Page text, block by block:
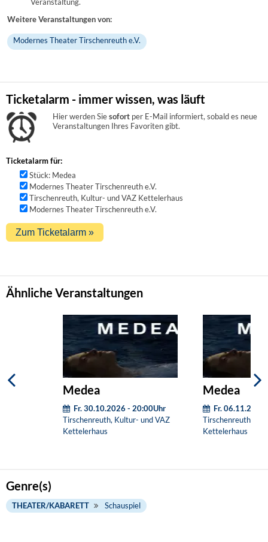
Weitere Veranstaltungen von:
Modernes Theater Tirschenreuth e.V.
Ticketalarm - immer wissen, was läuft
Hier werden Siesofort per E-Mail informiert, sobald es neue
Veranstaltungen Ihres Favoriten gibt.
Ticketalarm für:
Stück: Medea
Modernes Theater Tirschenreuth e.V.
Tirschenreuth, Kultur- und VAZ Kettelerhaus
Modernes Theater Tirschenreuth e.V.
Ähnliche Veranstaltungen
Medea
Fr. 30.10.2026 - 20:00Uhr
Tirschenreuth, Kultur- und VAZ
Kettelerhaus
Medea
Fr.
Tirschenreuth,
Kettelerhaus
Genre(s)
THEATER/KABARETT Schauspiel